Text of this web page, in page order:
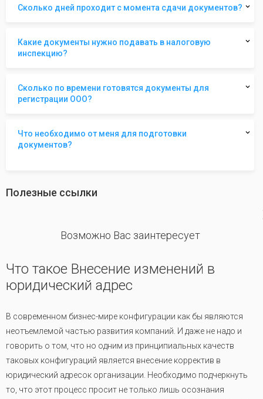
Сколько дней проходит с момента сдачи документов?
Какие документы нужно подавать в налоговую
инспекцию?
Сколько по времени готовятся документы для
регистрации ООО?
Что необходимо от меня для подготовки
документов?
Полезные ссылки
Возможно Вас заинтересует
Что такое Внесение изменений в
юридический адрес
В современном бизнес-мире конфигурации как бы являются
неотъемлемой частью развития компаний. И даже не надо и
говорить о том, что но одним из принципиальных качеств
таковых конфигураций является внесение корректив в
юридический адресок организации. Необходимо подчеркнуть
то, что этот процесс просит не только лишь осознания